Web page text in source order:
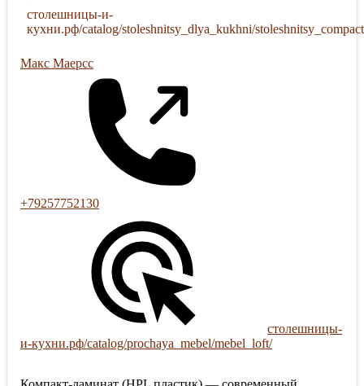
столешницы-и-
кухни.рф/catalog/stoleshnitsy_dlya_kukhni/
Макс Маерсс
+79257752130
столешницы-
и-кухни.рф/catalog/prochaya_mebel/mebel_loft/